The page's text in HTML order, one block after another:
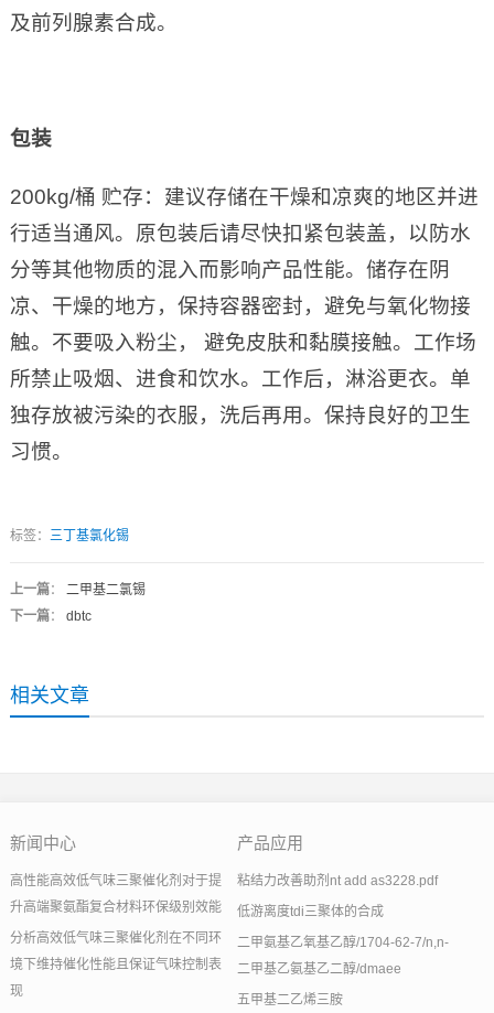
及前列腺素合成。
包装
200kg/桶 贮存：建议存储在干燥和凉爽的地区并进
行适当通风。原包装后请尽快扣紧包装盖，以防水
分等其他物质的混入而影响产品性能。储存在阴
凉、干燥的地方，保持容器密封，避免与氧化物接
触。不要吸入粉尘， 避免皮肤和黏膜接触。工作场
所禁止吸烟、进食和饮水。工作后，淋浴更衣。单
独存放被污染的衣服，洗后再用。保持良好的卫生
习惯。
标签： 三丁基氯化锡
上一篇： 二甲基二氯锡
下一篇： dbtc
相关文章
新闻中心
高性能高效低气味三聚催化剂对于提
升高端聚氨酯复合材料环保级别效能
分析高效低气味三聚催化剂在不同环
境下维持催化性能且保证气味控制表
现
产品应用
粘结力改善助剂nt add as3228.pdf
低游离度tdi三聚体的合成
二甲氨基乙氧基乙醇/1704-62-7/n,n-
二甲基乙氨基乙二醇/dmaee
五甲基二乙烯三胺